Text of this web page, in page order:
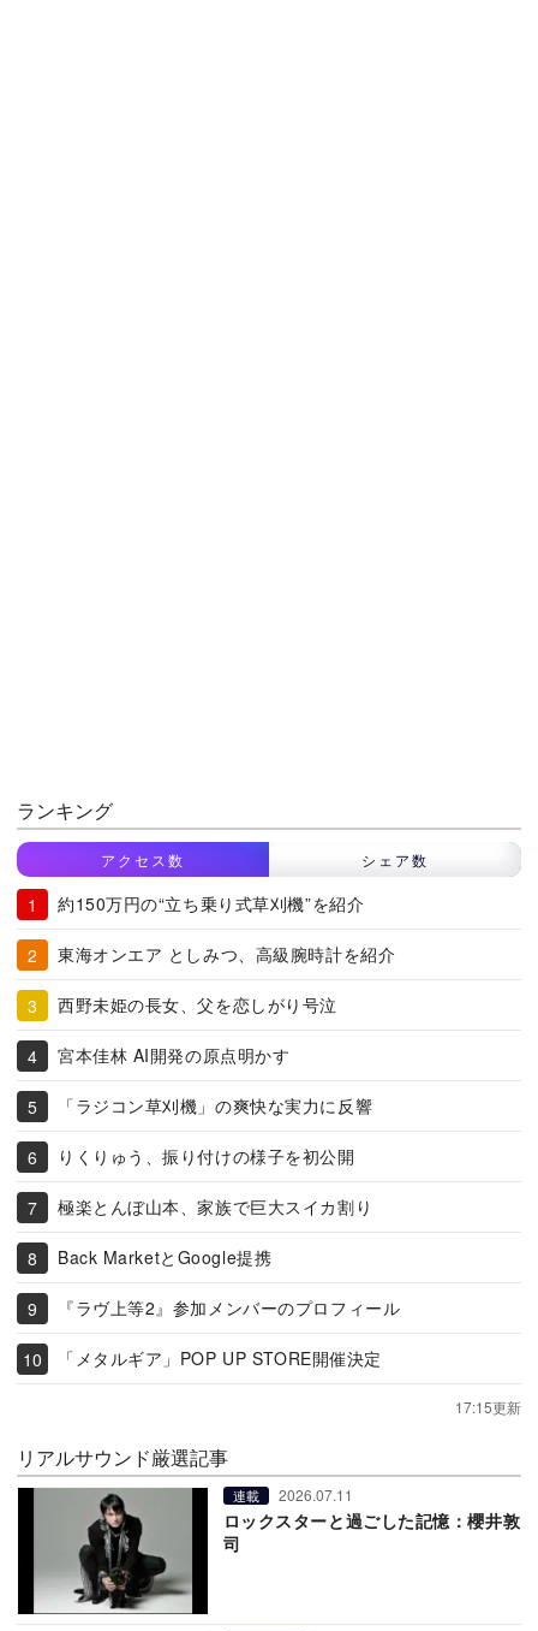
ランキング
アクセス数 シェア数
約150万円の“立ち乗り式草刈機”を紹介
東海オンエア としみつ、高級腕時計を紹介
西野未姫の長女、父を恋しがり号泣
宮本佳林 AI開発の原点明かす
「ラジコン草刈機」の爽快な実力に反響
りくりゅう、振り付けの様子を初公開
極楽とんぼ山本、家族で巨大スイカ割り
Back MarketとGoogle提携
『ラヴ上等2』参加メンバーのプロフィール
「メタルギア」POP UP STORE開催決定
17:15更新
リアルサウンド厳選記事
連載 2026.07.11
ロックスターと過ごした記憶：櫻井敦
司